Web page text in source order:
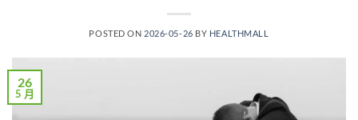
POSTED ON 2026-05-26 BY HEALTHMALL
26
5 月